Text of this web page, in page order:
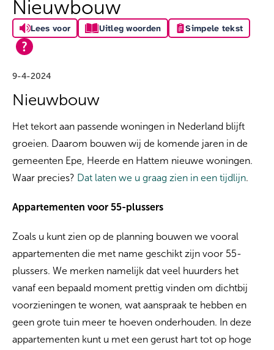
Nieuwbouw
Lees voor Uitleg woorden Simpele tekst
9-4-2024
Nieuwbouw
Het tekort aan passende woningen in Nederland blijft
groeien. Daarom bouwen wij de komende jaren in de
gemeenten Epe, Heerde en Hattem nieuwe woningen.
Waar precies? Dat laten we u graag zien in een tijdlijn.
Appartementen voor 55-plussers
Zoals u kunt zien op de planning bouwen we vooral
appartementen die met name geschikt zijn voor 55-
plussers. We merken namelijk dat veel huurders het
vanaf een bepaald moment prettig vinden om dichtbij
voorzieningen te wonen, wat aanspraak te hebben en
geen grote tuin meer te hoeven onderhouden. In deze
appartementen kunt u met een gerust hart tot op hoge